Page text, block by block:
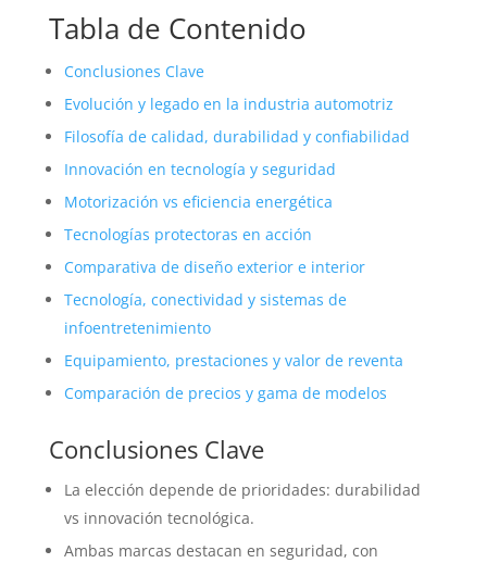
Tabla de Contenido
Conclusiones Clave
Evolución y legado en la industria automotriz
Filosofía de calidad, durabilidad y confiabilidad
Innovación en tecnología y seguridad
Motorización vs eficiencia energética
Tecnologías protectoras en acción
Comparativa de diseño exterior e interior
Tecnología, conectividad y sistemas de
infoentretenimiento
Equipamiento, prestaciones y valor de reventa
Comparación de precios y gama de modelos
Conclusiones Clave
La elección depende de prioridades: durabilidad
vs innovación tecnológica.
Ambas marcas destacan en seguridad, con